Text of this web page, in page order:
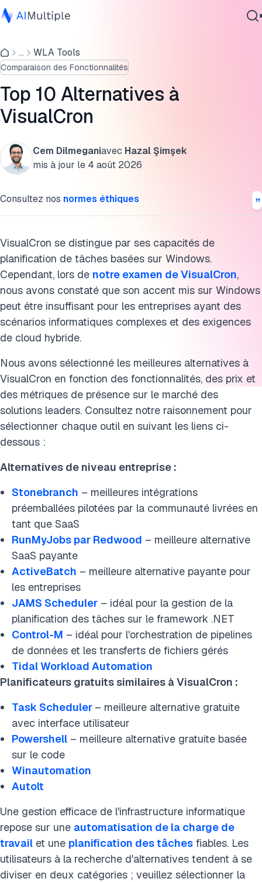
IA agentique
cybersécurité
Données
Logiciel d'entreprise
Services
... WLA Tools
Comparaison des Fonctionnalités
Top 10 Alternatives à
VisualCron
Cem Dilmeganiavec Hazal Şimşek
mis à jour le 4 août 2026
Consultez nos normes éthiques
VisualCron se distingue par ses capacités de
planification de tâches basées sur Windows.
Cependant, lors de notre examen de VisualCron,
nous avons constaté que son accent mis sur Windows
peut être insuffisant pour les entreprises ayant des
scénarios informatiques complexes et des exigences
de cloud hybride.
Nous avons sélectionné les meilleures alternatives à
VisualCron en fonction des fonctionnalités, des prix et
des métriques de présence sur le marché des
solutions leaders. Consultez notre raisonnement pour
sélectionner chaque outil en suivant les liens ci-
dessous :
Alternatives de niveau entreprise :
Stonebranch – meilleures intégrations
préemballées pilotées par la communauté livrées en
tant que SaaS
RunMyJobs par Redwood – meilleure alternative
SaaS payante
ActiveBatch – meilleure alternative payante pour
les entreprises
JAMS Scheduler – idéal pour la gestion de la
planification des tâches sur le framework .NET
Control-M – idéal pour l'orchestration de pipelines
de données et les transferts de fichiers gérés
Tidal Workload Automation
Planificateurs gratuits similaires à VisualCron :
Task Scheduler – meilleure alternative gratuite
avec interface utilisateur
Powershell – meilleure alternative gratuite basée
sur le code
Winautomation
Autolt
Une gestion efficace de l'infrastructure informatique
repose sur une automatisation de la charge de
travail et une planification des tâches fiables. Les
utilisateurs à la recherche d'alternatives tendent à se
diviser en deux catégories ; veuillez sélectionner la
Solutions de niveau entreprise en tant qu'alternatives à
VisualCron
Examen de VisualCron
Notre expérience avec différentes versions
Aperçu approfondi des alternatives à VisualCron
Détails du benchmark
Citer cette recherche